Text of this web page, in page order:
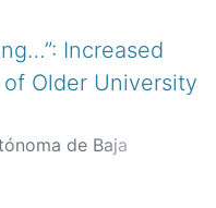
Increased
Older University
de Baja
de Investigación y